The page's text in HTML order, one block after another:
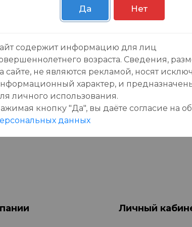
товара еще нет отзывов,
Личный
Да Нет
содержит информацию для лиц
возраста. Сведения,
сайте, не являются рекламой, носят
характер, и
личного использования.
кнопку "Да", вы даёте cогласие на
данных